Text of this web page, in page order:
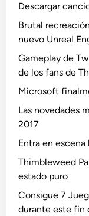
Descargar
Brutal
nuevo Unreal
Gameplay de
de los fans de
Microsoft
Las novedades
2017
Entra en
Thimbleweed
estado puro
Consigue 7
durante este fin